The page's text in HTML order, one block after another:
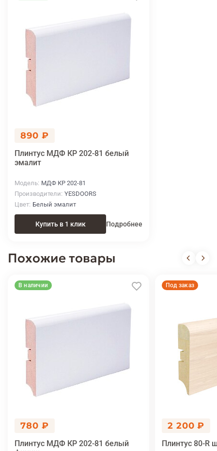
890 ₽
Плинтус МДФ КР 202-81 белый
эмалит
Модель МДФ КР 202-81
Производители YESDOORS
Цвет Белый эмалит
Купить в 1 клик Подробнее
Похожие товары
В наличии
780 ₽
Плинтус МДФ КР 202-81 белый
Под заказ
2 200 ₽
Плинтус 80-R